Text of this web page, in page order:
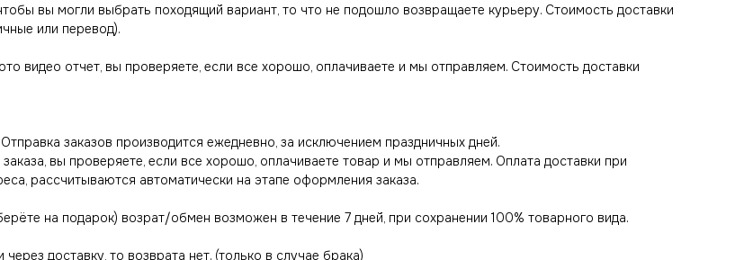
вы могли выбрать походящий вариант, то что не подошло возвращаете курьеру. Стоимость доставки
или перевод).
видео отчет, вы проверяете, если все хорошо, оплачиваете и мы отправляем. Стоимость доставки
заказов производится ежедневно, за исключением праздничных дней.
вы проверяете, если все хорошо, оплачиваете товар и мы отправляем. Оплата доставки при
рассчитываются автоматически на этапе оформления заказа.
на подарок) возрат/обмен возможен в течение 7 дней, при сохранении 100% товарного вида.
через доставку, то возврата нет. (только в случае брака)